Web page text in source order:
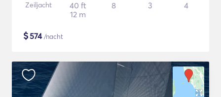
Zeiljacht
40 ft
12 m
8 3 4
$574/nacht